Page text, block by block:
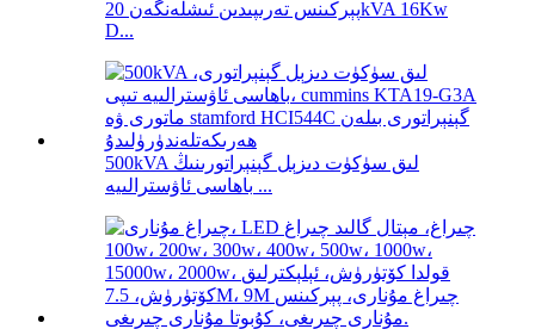
پېركىنس تەرىپىدىن ئىشلەنگەن 20kVA 16Kw
D...
500kVA لىق سۈكۈت دىزېل گېنېراتورىنىڭ
باھاسى ئاۋسترالىيە ...